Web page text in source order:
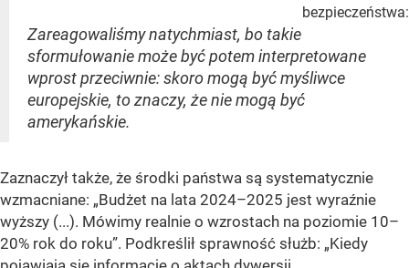
bezpieczeństwa:
Zareagowaliśmy natychmiast, bo takie
sformułowanie może być potem interpretowane
wprost przeciwnie: skoro mogą być myśliwce
europejskie, to znaczy, że nie mogą być
amerykańskie.
Zaznaczył także, że środki państwa są systematycznie
wzmacniane: „Budżet na lata 2024–2025 jest wyraźnie
wyższy (...). Mówimy realnie o wzrostach na poziomie 10–
20% rok do roku”. Podkreślił sprawność służb: „Kiedy